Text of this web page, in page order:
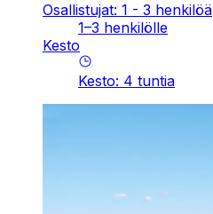
Osallistujat: 1 - 3 henkilöä
1–3 henkilölle
Kesto
Kesto: 4 tuntia